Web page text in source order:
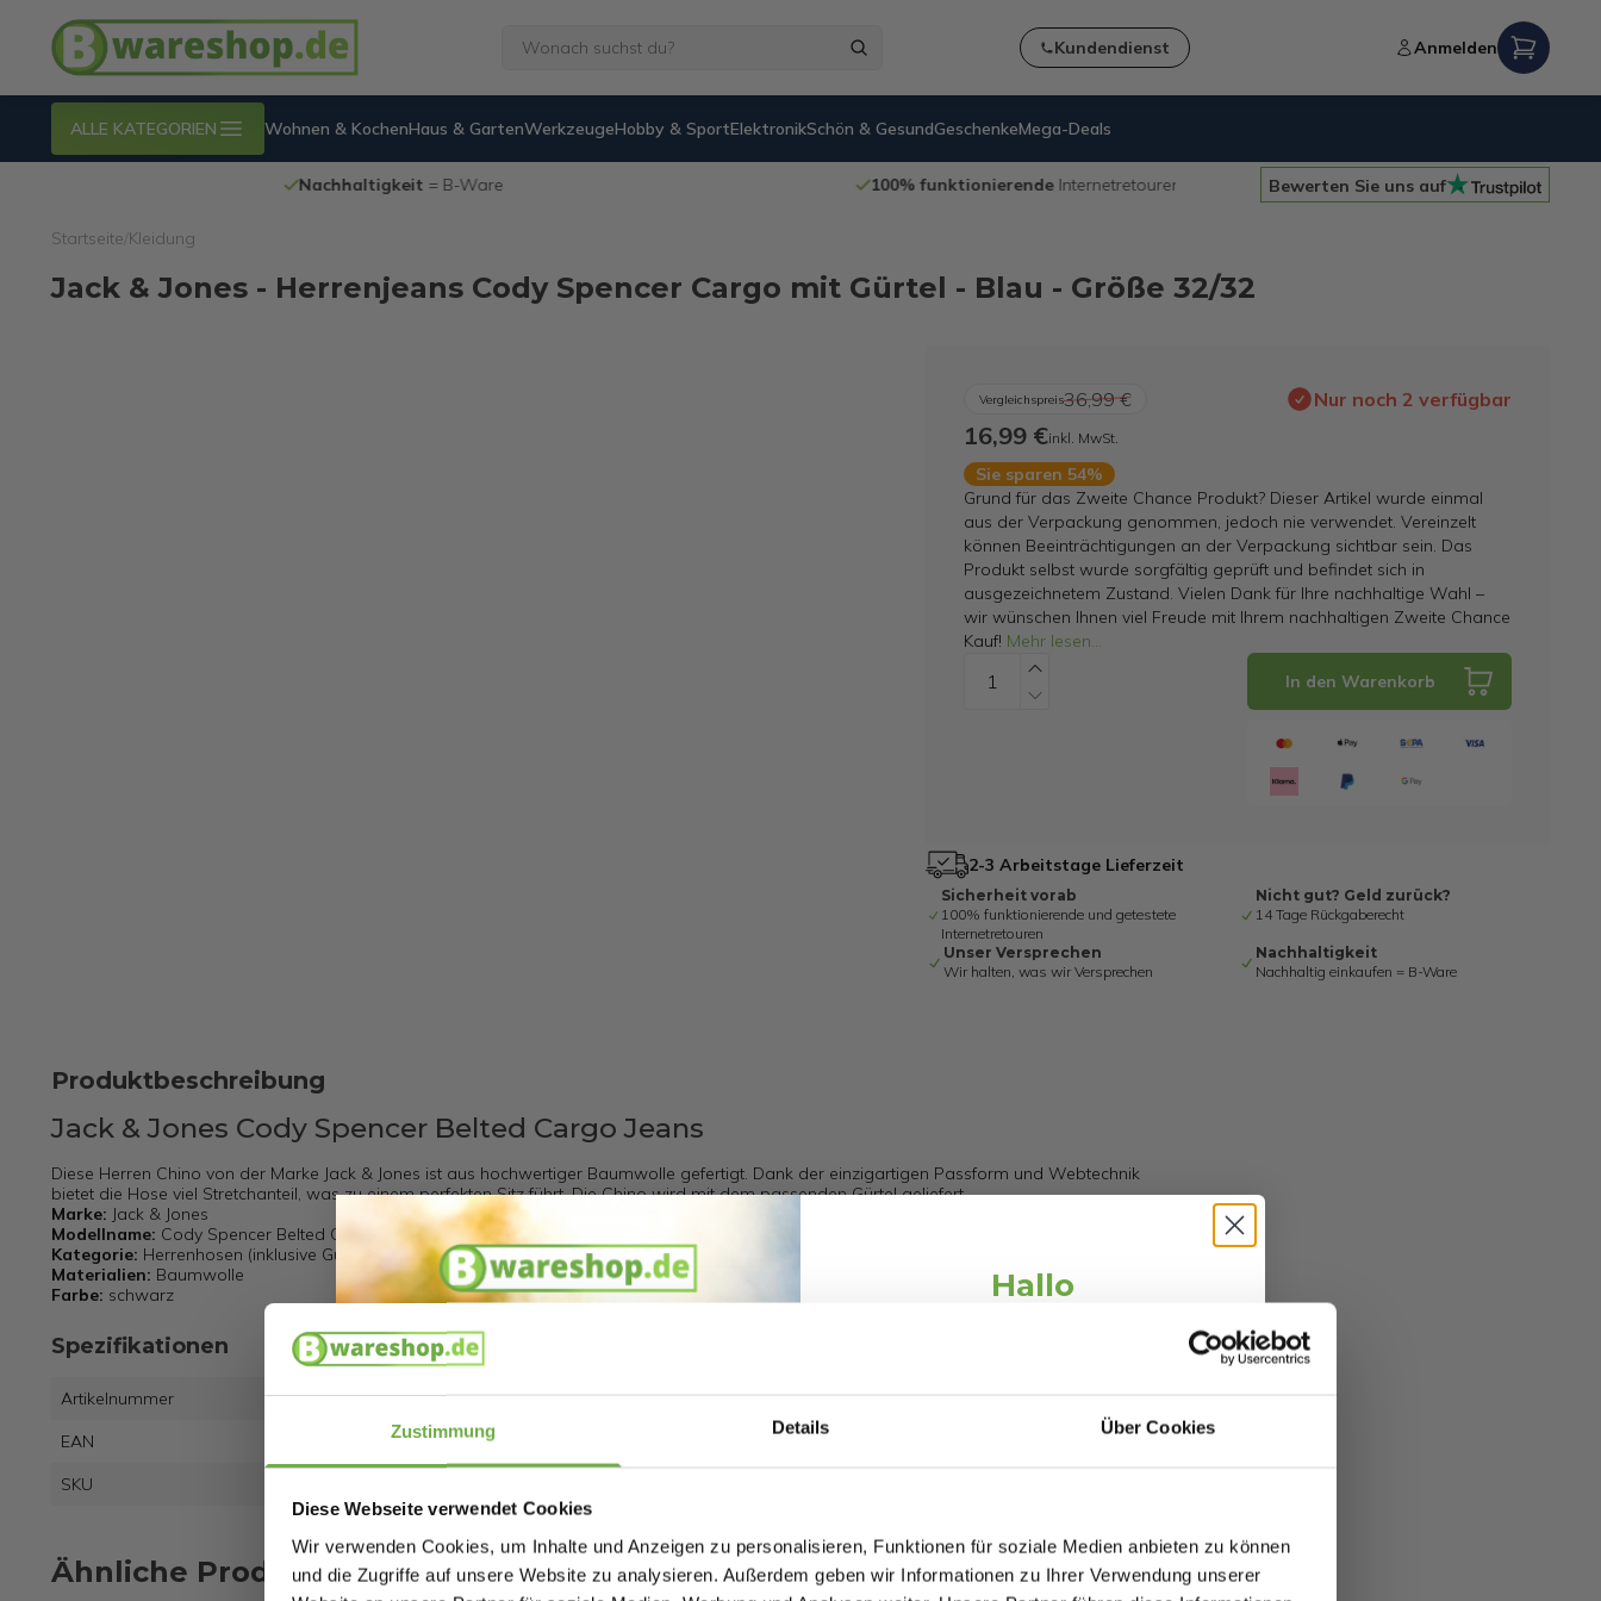
Zustimmung Details Über Cookies
Diese Webseite verwendet Cookies
Wir verwenden Cookies, um Inhalte und Anzeigen zu personalisieren, Funktionen für soziale Medien anbieten zu können
und die Zugriffe auf unsere Website zu analysieren. Außerdem geben wir Informationen zu Ihrer Verwendung unserer
Kundendienst Anmelden
ALLE KATEGORIEN Wohnen & KochenHaus & GartenWerkzeugeHobby & SportElektronikSchön & GesundGeschenkeMega-Deals
Internetretouren 14 TageRückgaberecht
Bewerten Sie uns auf
Startseite Kleidung
Jack & Jones - Herrenjeans Cody Spencer Cargo mit Gürtel - Blau - Größe 32/32
Vergleichspreis36,99 € Nur noch 2 verfügbar
16,99 €inkl. MwSt.
Sie sparen 54%
Grund für das Zweite Chance Produkt? Dieser Artikel wurde einmal
aus der Verpackung genommen, jedoch nie verwendet. Vereinzelt
können Beeinträchtigungen an der Verpackung sichtbar sein. Das
Produkt selbst wurde sorgfältig geprüft und befindet sich in
ausgezeichnetem Zustand. Vielen Dank für Ihre nachhaltige Wahl –
wir wünschen Ihnen viel Freude mit Ihrem nachhaltigen Zweite Chance
Kauf! Mehr lesen...
In den Warenkorb
2-3 Arbeitstage Lieferzeit
Sicherheit vorab
100% funktionierende und getestete
Internetretouren
Nicht gut? Geld zurück?
14 Tage Rückgaberecht
Unser Versprechen
Wir halten, was wir Versprechen
Nachhaltigkeit
Nachhaltig einkaufen = B-Ware
Produktbeschreibung
Jack & Jones Cody Spencer Belted Cargo Jeans
Diese Herren Chino von der Marke Jack & Jones ist aus hochwertiger Baumwolle gefertigt. Dank der einzigartigen Passform und Webtechnik
bietet die Hose viel Stretchanteil, was zu einem perfekten Sitz führt. Die Chino wird mit dem passenden Gürtel geliefert.
Marke: Jack & Jones
Modellname: Cody Spencer Belted Chino
Kategorie: Herrenhosen (inklusive Gürtel)
Materialien: Baumwolle
Farbe: schwarz
Spezifikationen
Artikelnummer
EAN
5715676122943
SKU
Ähnliche Produkte
Hallo
Schnäppchenjäger 👋
Willkommensrabatt.
Rabatten bis zu 70%.